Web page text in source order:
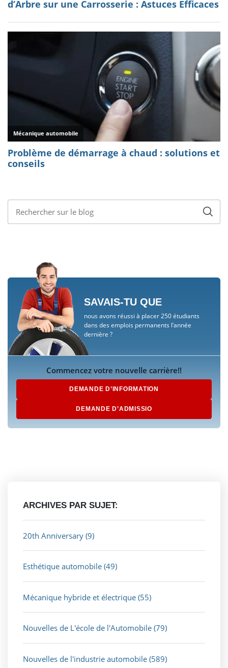
SAVAIS-TU QUE
nous avons réussi à placer 250 étudiants
dans des emplois permanents l’année
dernière ?
Commencez votre nouvelle carrière!!
DEMANDE D’INFORMATION
DEMANDE D’ADMISSIO
ARCHIVES PAR SUJET:
20th Anniversary (9)
Esthétique automobile (49)
Mécanique hybride et électrique (55)
Nouvelles de L'école de l'Automobile (79)
Nouvelles de l'industrie automobile (589)